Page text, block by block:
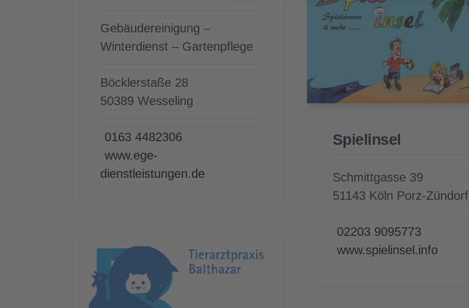
Gebäude­reinigung –
Winterdienst – Gartenpflege
Böcklerstaße 28
50389 Wesseling
0163 4482306
www.ege-
dienstleistungen.de
Spielinsel
Schmittgasse 39
51143 Köln Porz-Zündorf
02203 9095773
www.spielinsel.info